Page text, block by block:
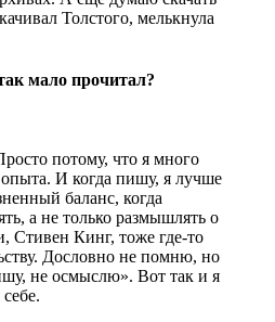
Толстого, мелькнула
мало прочитал?
потому, что я много
И когда пишу, я лучше
баланс, когда
а не только размышлять о
Стивен Кинг, тоже где-то
Дословно не помню, но
не осмыслю». Вот так и я